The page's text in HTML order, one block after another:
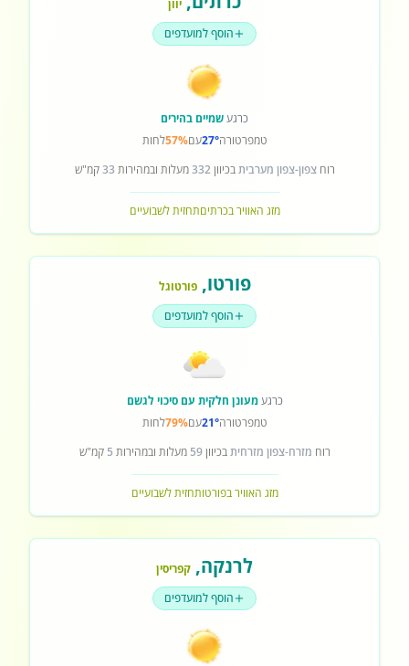
יוון
הוסף למועדפים
כרגעשמיים בהירים
טמפרטורה27°עם57%לחות
רוחצפון-צפון מערביתבכיוון332מעלות ובמהירות 33קמ"ש
מזג האוויר בכרתיםתחזית לשבועיים
פורטו,פורטוגל
הוסף למועדפים
כרגעמעונן חלקית עם סיכוי לגשם
טמפרטורה21°עם79%לחות
רוח מזרח-צפון מזרחיתבכיוון59 מעלות ובמהירות 5 קמ"ש
מזג האוויר בפורטותחזית לשבועיים
לרנקה, קפריסין
הוסף למועדפים